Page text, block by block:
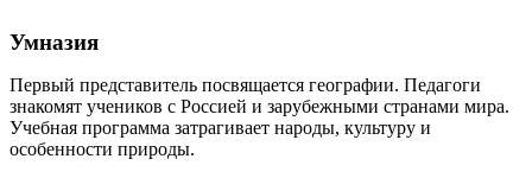
Умназия
Первый представитель посвящается географии. Педагоги
знакомят учеников с Россией и зарубежными странами мира.
Учебная программа затрагивает народы, культуру и
особенности природы.